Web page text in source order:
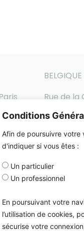
Conditions
Afin de poursuivre votre
d'indiquer si vous êtes :
Un particulier
Un professionnel
En poursuivant votre
l’utilisation de cookies,
sécurise votre
BELGIQUE
Rue de la
Bruxelles